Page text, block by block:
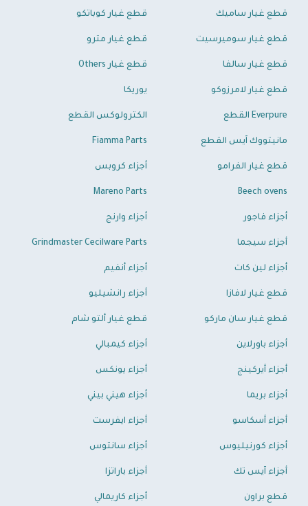
قطع غيار ساميك قطع غيار كوباتكو
قطع غيار سوميرسيت قطع غيار مترو
قطع غيار سالفا قطع غيار Others
قطع غيار لامرزوكو يوريكا
Everpure القطع الكترولوكس القطع
مانيتووك آيس القطع Fiamma Parts
قطع غيار الفرامو أجزاء كروبس
Beech ovens
Mareno Parts
أجزاء فاجور أجزاء وارنج
أجزاء سيجما Grindmaster Cecilware Parts
أجزاء لين كات أجزاء أنفيم
قطع غيار لافازا أجزاء رانشيليو
قطع غيار سان ماركو قطع غيار ألتو شام
أجزاء باورلاين أجزاء كيمبالي
أجزاء أيركينج أجزاء يونكس
أجزاء بريما أجزاء هيني بيني
أجزاء أسكاسو أجزاء ايفرست
أجزاء كورنيليوس أجزاء سانتوس
أجزاء آيس تك أجزاء باراتزا
قطع براون أجزاء كاريمالي